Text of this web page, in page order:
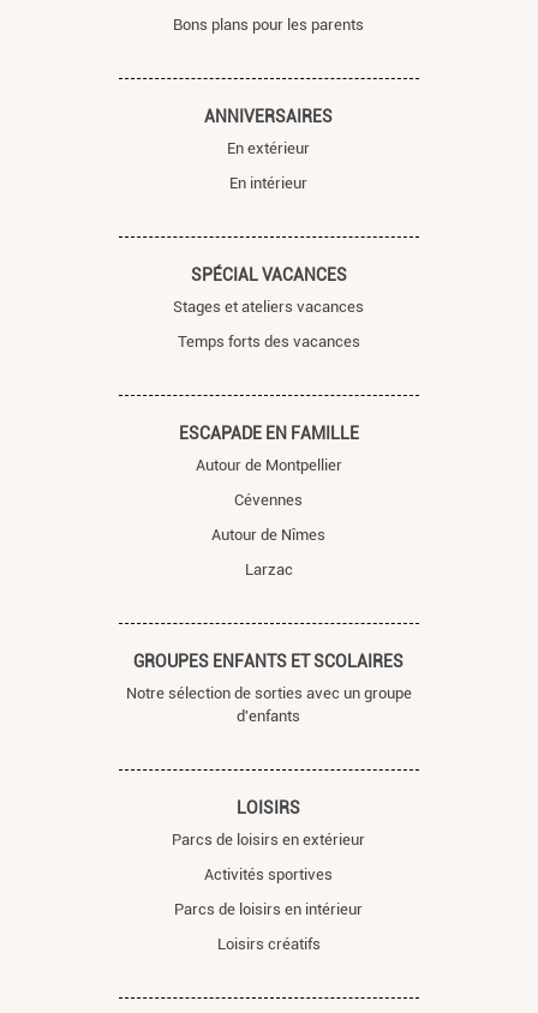
Bons plans pour les parents
ANNIVERSAIRES
En extérieur
En intérieur
SPÉCIAL VACANCES
Stages et ateliers vacances
Temps forts des vacances
ESCAPADE EN FAMILLE
Autour de Montpellier
Cévennes
Autour de Nîmes
Larzac
GROUPES ENFANTS ET SCOLAIRES
Notre sélection de sorties avec un groupe
d'enfants
LOISIRS
Parcs de loisirs en extérieur
Activités sportives
Parcs de loisirs en intérieur
Loisirs créatifs